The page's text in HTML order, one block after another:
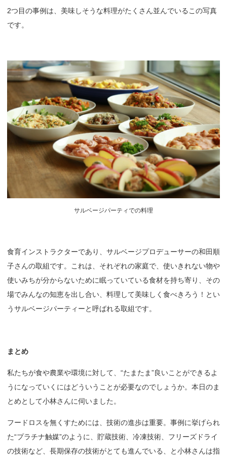
2つ目の事例は、美味しそうな料理がたくさん並んでいるこの写真
です。
サルベージパーティでの料理
食育インストラクターであり、サルベージプロデューサーの和田順
子さんの取組です。これは、それぞれの家庭で、使いきれない物や
使いみちが分からないために眠っていている食材を持ち寄り、その
場でみんなの知恵を出し合い、料理して美味しく食べきろう！とい
うサルベージパーティーと呼ばれる取組です。
まとめ
私たちが食や農業や環境に対して、“たまたま”良いことができるよ
うになっていくにはどういうことが必要なのでしょうか。本日のま
とめとして小林さんに伺いました。
フードロスを無くすためには、技術の進歩は重要。事例に挙げられ
た“プラチナ触媒”のように、貯蔵技術、冷凍技術、フリーズドライ
の技術など、長期保存の技術がとても進んでいる、と小林さんは指